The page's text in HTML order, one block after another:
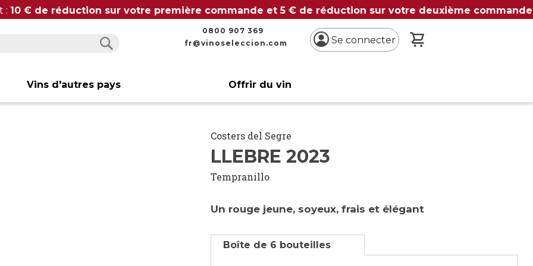
: 10 € de réduction sur votre première commande et 5 € de réduction sur votre deuxième commande
0800 907 369
fr@vinoseleccion.com
Se connecter
Vins d'autres pays Offrir du vin
Costers del Segre
LLEBRE 2023
Tempranillo
Un rouge jeune, soyeux, frais et élégant
Boîte de 6 bouteilles